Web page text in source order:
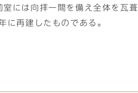
には向拝一間を備え全体を瓦
に再建したものである。